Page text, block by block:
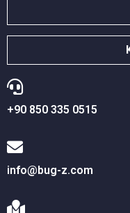
+90 850 335 0515
info@bug-z.com